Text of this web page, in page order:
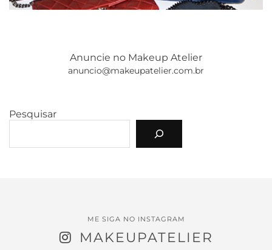
Anuncie no Makeup Atelier
anuncio@makeupatelier.com.br
Pesquisar
ME SIGA NO INSTAGRAM
MAKEUPATELIER